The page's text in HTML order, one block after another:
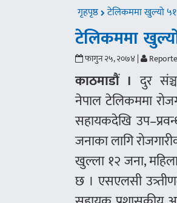
गृहपृष्ठ टेलिकममा खुल्यो
टेलिकममा
फागुन २५, २०७४ |
काठमाडौं । दुर
नेपाल टेलिकममा
सहायकदेखि
जनाका लागि
खुल्ला १२ जना,
छ । एसएलसी